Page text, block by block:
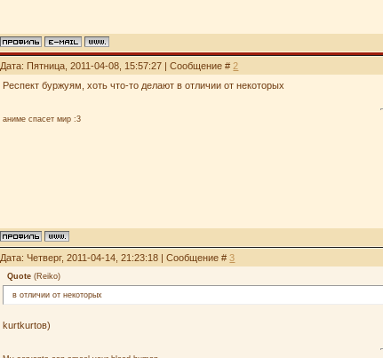
Дата: Пятница, 2011-04-08, 15:57:27 | Сообщение #2
Респект буржуям, хоть что-то делают в отличии от некоторых
аниме спасет мир :3
Дата: Четверг, 2011-04-14, 21:23:18 | Сообщение #3
Quote (Reiko)
в отличии от некоторых
kurtkurtов)